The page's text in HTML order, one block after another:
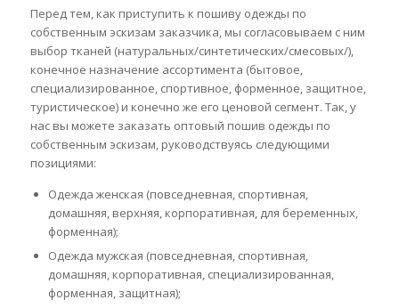
Перед тем, как приступить к пошиву одежды по
собственным эскизам заказчика, мы согласовываем с ним
выбор тканей (натуральных/синтетических/смесовых/),
конечное назначение ассортимента (бытовое,
специализированное, спортивное, форменное, защитное,
туристическое) и конечно же его ценовой сегмент. Так, у
нас вы можете заказать оптовый пошив одежды по
собственным эскизам, руководствуясь следующими
позициями:
Одежда женская (повседневная, спортивная,
домашняя, верхняя, корпоративная, для беременных,
форменная);
Одежда мужская (повседневная, спортивная,
домашняя, корпоративная, специализированная,
форменная, защитная);